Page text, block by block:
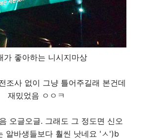
가 좋아하는 니시지마상
조사 없이 그냥 틀어주길래 본건데
재밌었음 ㅇㅇㅋ
오글오글. 그래도 그 정도면 신오
알바생들보다 훨씬 낫네요 'ㅅ')b